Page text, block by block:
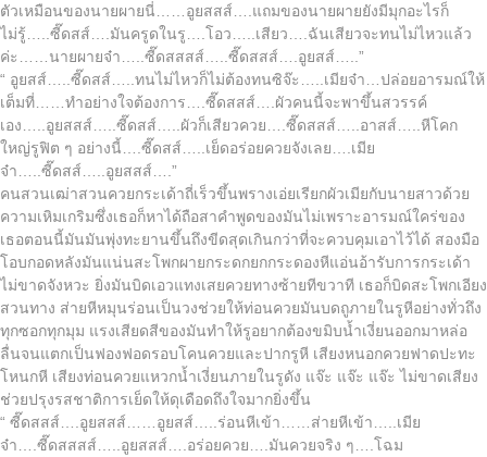
ตัวเหมือนของนายผายนี่……อูยสสส์….แถมของนายผายยังมีมุกอะไรก็
ไม่รู้…..ซี๊ดสส์….มันครูดในรู….โอว…..เสียว….ฉันเสียวจะทนไม่ไหวแล้ว
ค่ะ……นายผายจ๋า…..ซี๊ดสสสส์…..ซี๊ดสสส์….อูยสส์…..”
“ อูยสส์…..ซี๊ดสส์…..ทนไม่ไหวก็ไม่ต้องทนซิจ๊ะ…..เมียจ๋า…ปล่อยอารมณ์ให้
เต็มที่……ทำอย่างใจต้องการ….ซี๊ดสสส์….ผัวคนนี้จะพาขึ้นสวรรค์
เอง…..อูยสสส์…..ซี๊ดสส์…..ผัวก็เสียวควย….ซี๊ดสสส์…..อาสส์…..หีโคก
ใหญ่รูฟิต ๆ อย่างนี้….ซี๊ดสส์…..เย็ดอร่อยควยจังเลย….เมีย
จ๋า…..ซี๊ดสส์…..อูยสสส์….”
คนสวนเฒ่าสวนควยกระเด้าถี่เร็วขึ้นพรางเอ่ยเรียกผัวเมียกับนายสาวด้วย
ความเหิมเกริมซึ่งเธอก็หาได้ถือสาคำพูดของมันไม่เพราะอารมณ์ใคร่ของ
เธอตอนนี้มันมันพุ่งทะยานขึ้นถึงขีดสุดเกินกว่าที่จะควบคุมเอาไว้ได้ สองมือ
โอบกอดหลังมันแน่นสะโพกผายกระดกยกกระดองหีแอ่นอ้ารับการกระเด้า
ไม่ขาดจังหวะ ยิ่งมันบิดเอวแทงเสยควยทางซ้ายทีขวาที เธอก็บิดสะโพกเอียง
สวนทาง ส่ายหีหมุนร่อนเป็นวงช่วยให้ท่อนควยมันบดถูภายในรูหีอย่างทั่วถึง
ทุกซอกทุกมุม แรงเสียดสีของมันทำให้รูอยากต้องขมิบน้ำเงี่ยนออกมาหล่อ
ลื่นจนแตกเป็นฟองฟอดรอบโคนควยและปากรูหี เสียงหนอกควยฟาดปะทะ
โหนกหี เสียงท่อนควยแหวกน้ำเงี่ยนภายในรูดัง แจ๊ะ แจ๊ะ แจ๊ะ ไม่ขาดเสียง
ช่วยปรุงรสชาติการเย็ดให้ดุเดือดถึงใจมากยิ่งขึ้น
“ ซี๊ดสสส์….อูยสสส์……อูยสส์…..ร่อนหีเข้า……ส่ายหีเข้า…..เมีย
จ๋า….ซี๊ดสสสส์…..อูยสสส์….อร่อยควย….มันควยจริง ๆ….โฉม